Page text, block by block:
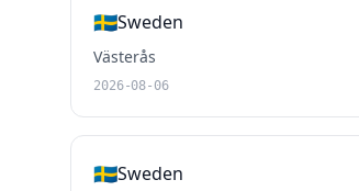
🇸🇪Sweden
Västerås
2026-08-06
🇸🇪Sweden